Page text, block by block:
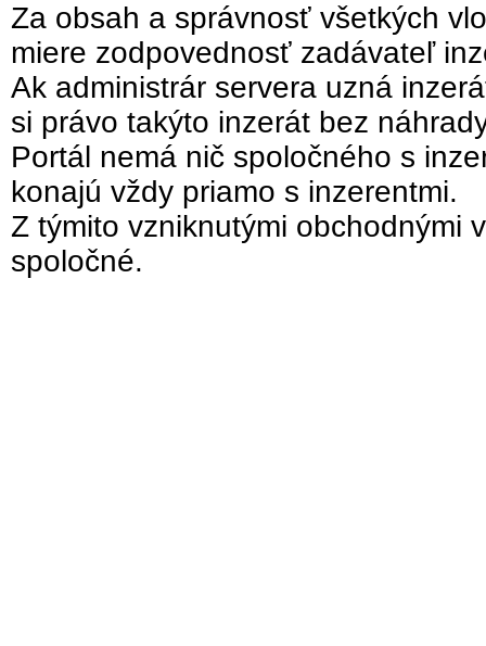
Za obsah a správnosť všetkých
miere zodpovednosť zadávateľ
Ak administrár servera uzná
si právo takýto inzerát bez
Portál nemá nič spoločného s
konajú vždy priamo s inzerentmi.
Z týmito vzniknutými obchodnými
spoločné.